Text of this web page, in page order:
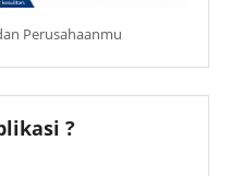
Perusahaanmu
?